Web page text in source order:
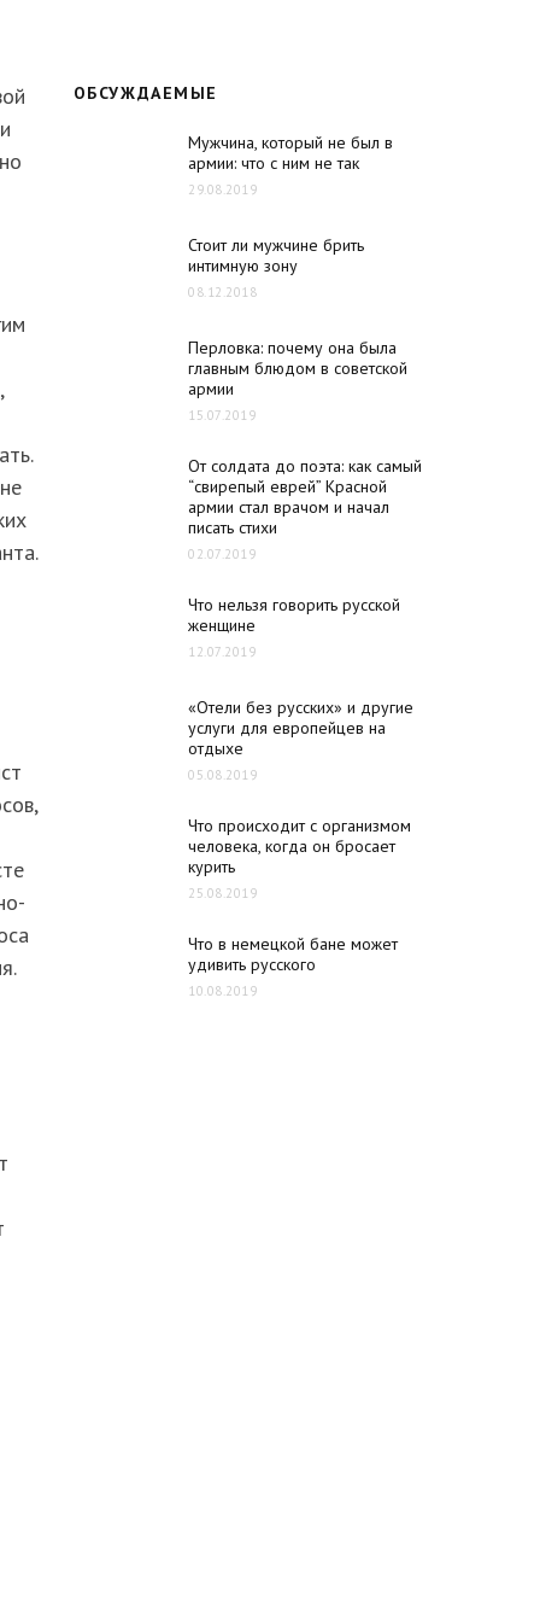
ОБСУЖДАЕМЫЕ
Мужчина, который не был в
армии: что с ним не так
29.08.2019
Стоит ли мужчине брить
интимную зону
08.12.2018
Перловка: почему она была
главным блюдом в советской
армии
15.07.2019
От солдата до поэта: как самый
“свирепый еврей” Красной
армии стал врачом и начал
писать стихи
02.07.2019
Что нельзя говорить русской
женщине
12.07.2019
«Отели без русских» и другие
услуги для европейцев на
отдыхе
05.08.2019
Что происходит с организмом
человека, когда он бросает
курить
25.08.2019
Что в немецкой бане может
удивить русского
10.08.2019